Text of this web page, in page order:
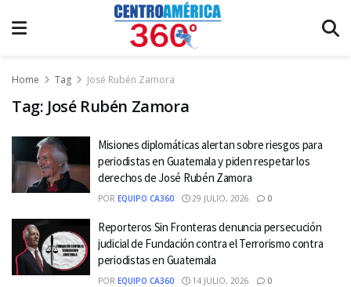
Home Tag José Rubén Zamora
Tag: José Rubén Zamora
Misiones diplomáticas alertan sobre riesgos para
periodistas en Guatemala y piden respetar los
derechos de José Rubén Zamora
POR EQUIPO CA360 29 JULIO, 2026 0
Reporteros Sin Fronteras denuncia persecución
judicial de Fundación contra el Terrorismo contra
periodistas en Guatemala
POR EQUIPO CA360 14 JULIO, 2026 0